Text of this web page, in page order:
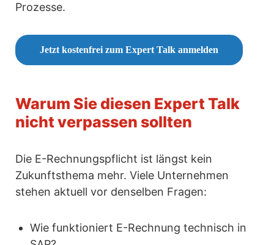
Prozesse.
Jetzt kostenfrei zum Expert Talk anmelden
Warum Sie diesen Expert Talk
nicht verpassen sollten
Die E-Rechnungspflicht ist längst kein
Zukunftsthema mehr. Viele Unternehmen
stehen aktuell vor denselben Fragen:
Wie funktioniert E-Rechnung technisch in